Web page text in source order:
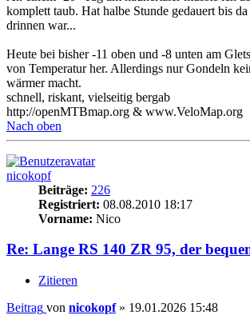
komplett taub. Hat halbe Stunde gedauert bis
drinnen war...
Heute bei bisher -11 oben und -8 unten am
von Temperatur her. Allerdings nur Gondeln
wärmer macht.
schnell, riskant, vielseitig bergab
http://openMTBmap.org & www.VeloMap.org
Nach oben
nicokopf
Beiträge: 226
Registriert: 08.08.2010 18:17
Vorname: Nico
Re: Lange RS 140 ZR 95, der
Zitieren
Beitrag von nicokopf» 19.01.2026 15:48